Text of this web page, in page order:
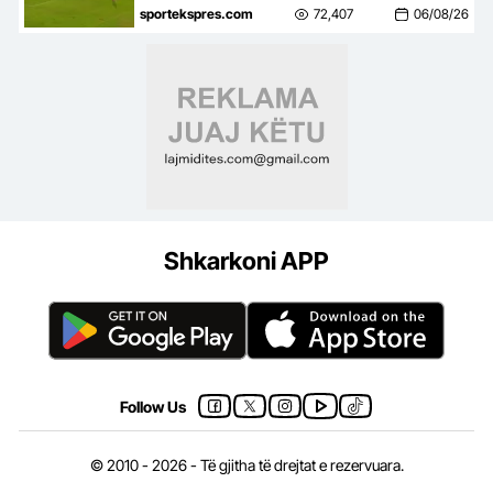
mbyll me një ndeshje takimin
sportekspres.com 72,407 06/08/26
Shkarkoni APP
Follow Us
© 2010 - 2026 - Të gjitha të drejtat e rezervuara.